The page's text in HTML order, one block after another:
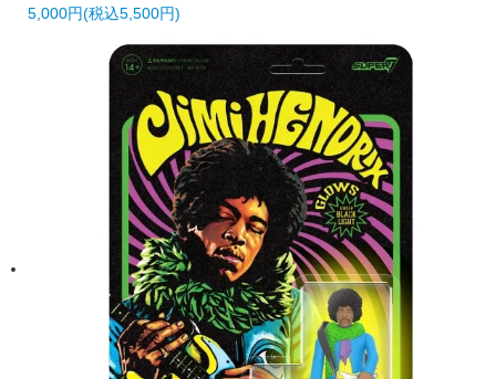
5,000円(税込5,500円)